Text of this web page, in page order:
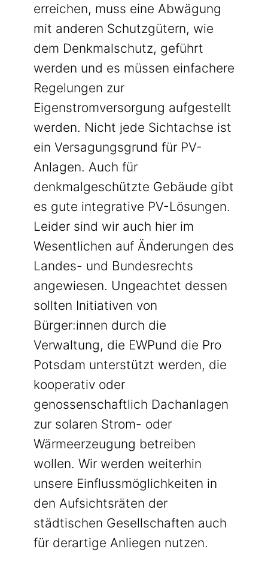
erreichen, muss eine Abwägung
mit anderen Schutzgütern, wie
dem Denkmalschutz, geführt
werden und es müssen einfachere
Regelungen zur
Eigenstromversorgung aufgestellt
werden. Nicht jede Sichtachse ist
ein Versagungsgrund für PV-
Anlagen. Auch für
denkmalgeschützte Gebäude gibt
es gute integrative PV-Lösungen.
Leider sind wir auch hier im
Wesentlichen auf Änderungen des
Landes- und Bundesrechts
angewiesen. Ungeachtet dessen
sollten Initiativen von
Bürger:innen durch die
Verwaltung, die EWPund die Pro
Potsdam unterstützt werden, die
kooperativ oder
genossenschaftlich Dachanlagen
zur solaren Strom- oder
Wärmeerzeugung betreiben
wollen. Wir werden weiterhin
unsere Einflussmöglichkeiten in
den Aufsichtsräten der
städtischen Gesellschaften auch
für derartige Anliegen nutzen.